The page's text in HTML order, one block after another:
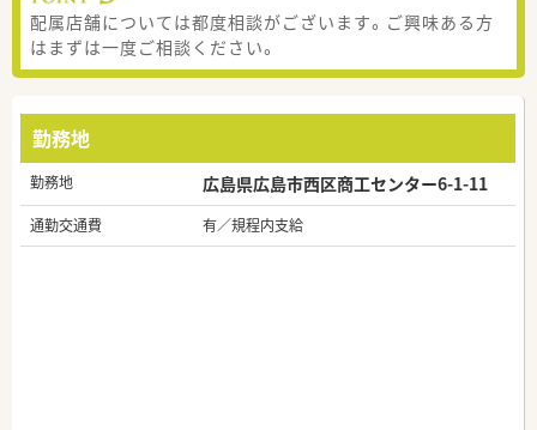
配属店舗については都度相談がございます。ご興味ある方
はまずは一度ご相談ください。
勤務地
勤務地 広島県広島市西区商工センター6-1-11
通勤交通費 有／規程内支給